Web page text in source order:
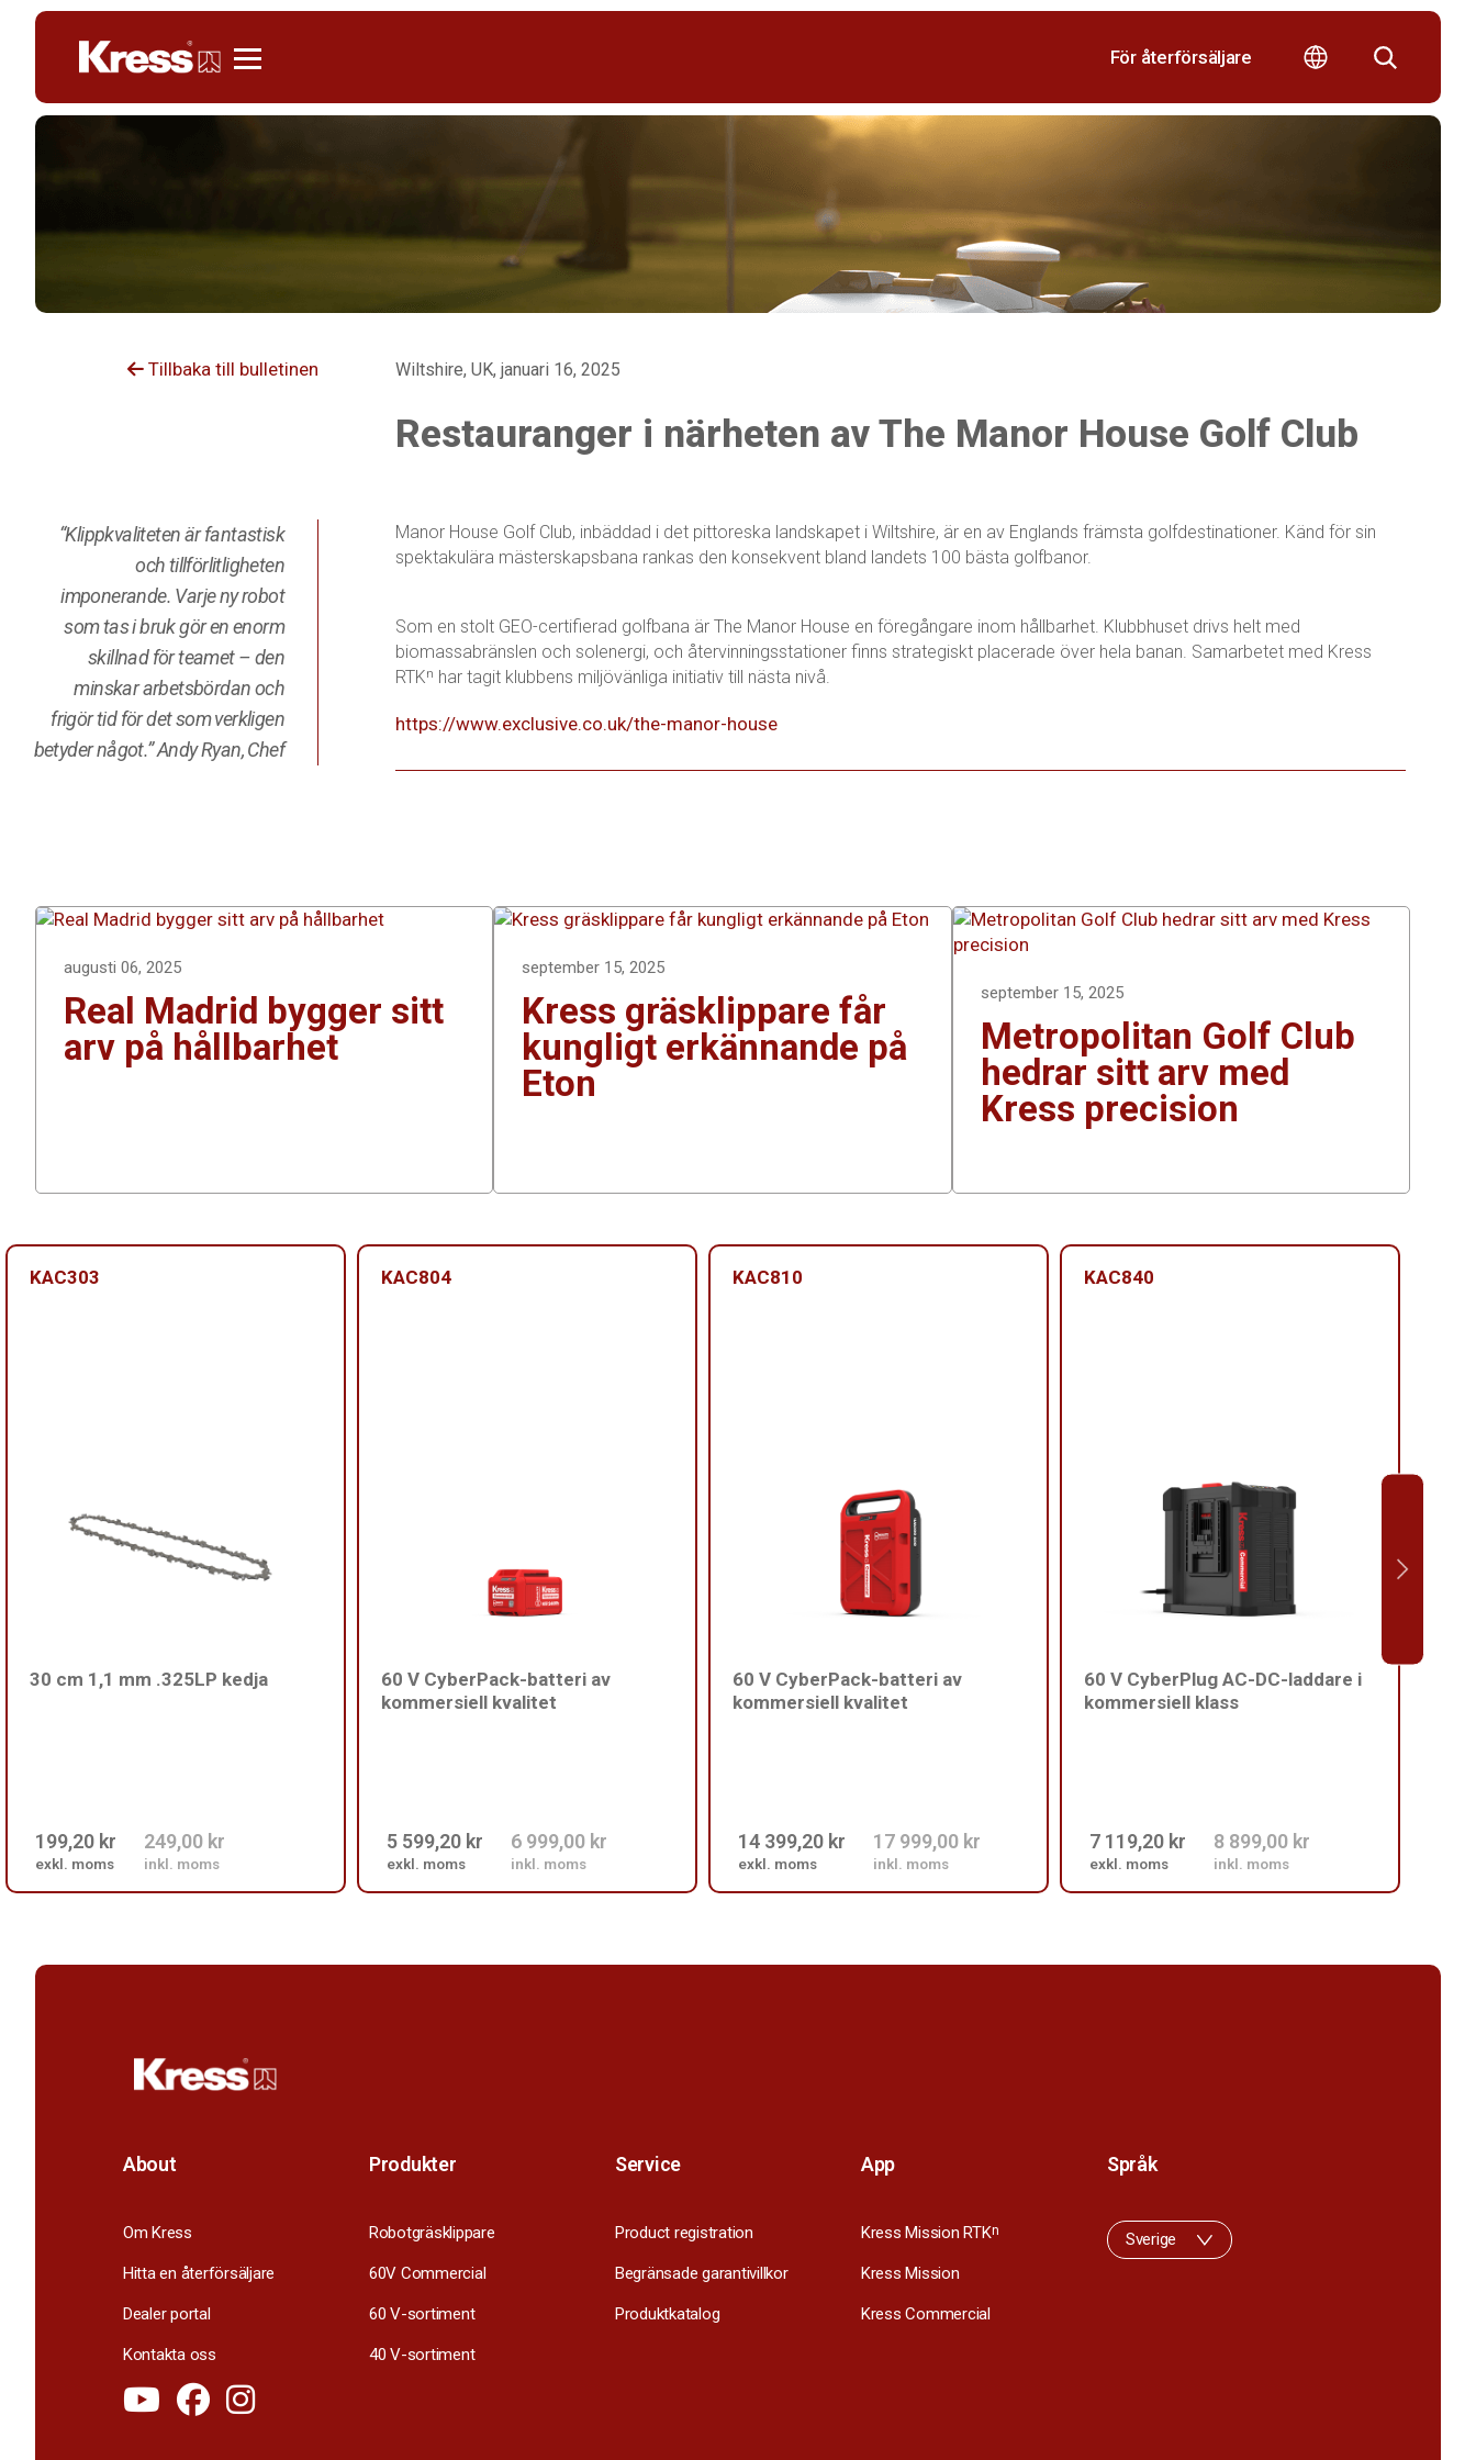
För återförsäljare
Tillbaka till bulletinen Wiltshire, UK, januari 16, 2025
Restauranger i närheten av The Manor House Golf Club
“Klippkvaliteten är fantastisk
och tillförlitligheten
imponerande. Varje ny robot
som tas i bruk gör en enorm
skillnad för teamet – den
minskar arbetsbördan och
frigör tid för det som verkligen
betyder något.” Andy Ryan, Chef
Manor House Golf Club, inbäddad i det pittoreska landskapet i Wiltshire, är en av Englands främsta golfdestinationer. Känd för sin
spektakulära mästerskapsbana rankas den konsekvent bland landets 100 bästa golfbanor.
Som en stolt GEO-certifierad golfbana är The Manor House en föregångare inom hållbarhet. Klubbhuset drivs helt med
biomassabränslen och solenergi, och återvinningsstationer finns strategiskt placerade över hela banan. Samarbetet med Kress
RTKⁿ har tagit klubbens miljövänliga initiativ till nästa nivå.
https://www.exclusive.co.uk/the-manor-house
augusti 06, 2025
Real Madrid bygger sitt
arv på hållbarhet
september 15, 2025
Kress gräsklippare får
kungligt erkännande på
Eton
september 15, 2025
Metropolitan Golf Club
hedrar sitt arv med
Kress precision
KAC303
30 cm 1,1 mm .325LP kedja
199,20 kr
exkl. moms
249,00 kr
inkl. moms
KAC804
60 V CyberPack-batteri av
kommersiell kvalitet
5 599,20 kr
exkl. moms
6 999,00 kr
inkl. moms
KAC810
60 V CyberPack-batteri av
kommersiell kvalitet
14 399,20 kr
exkl. moms
17 999,00 kr
inkl. moms
KAC840
60 V CyberPlug AC-DC-laddare i
kommersiell klass
7 119,20 kr
exkl. moms
8 899,00 kr
inkl. moms
About
Om Kress
Hitta en återförsäljare
Dealer portal
Kontakta oss
Produkter
Robotgräsklippare
60V Commercial
60 V-sortiment
40 V-sortiment
Service
Product registration
Begränsade garantivillkor
Produktkatalog
App
Kress Mission RTKn
Kress Mission
Kress Commercial
Språk
Sverige